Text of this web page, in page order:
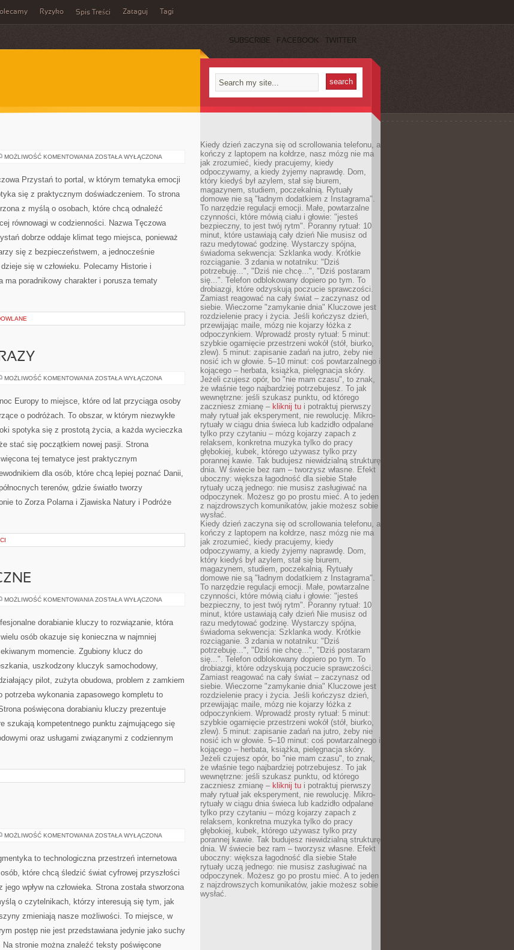
Ryzyko Spis Treści Zataguj Tagi
SUBSCRIBE FACEBOOK TWITTER
MOŻLIWOŚĆ KOMENTOWANIA PORADNIE
ZOSTAŁA WYŁĄCZONA
Przystań to portal, w którym tematyka emocji
się z praktycznym doświadczeniem. To strona
z myślą o osobach, które chcą odnaleźć
równowagi w codzienności. Nazwa Tęczowa
dobrze oddaje klimat tego miejsca, ponieważ
się z bezpieczeństwem, a jednocześnie
się w człowieku. Polecamy Historie i
ma poradnikowy charakter i porusza tematy
MOŻLIWOŚĆ KOMENTOWANIA PRZYRODA
ZOSTAŁA WYŁĄCZONA
Europy to miejsce, które od lat przyciąga osoby
o podróżach. To obszar, w którym niezwykłe
spotyka się z prostotą życia, a każda wycieczka
stać się początkiem nowej pasji. Strona
tej tematyce jest praktycznym
dla osób, które chcą lepiej poznać Danii,
terenów, gdzie światło tworzy
to Zorza Polarna i Zjawiska Natury i Podróże
MOŻLIWOŚĆ KOMENTOWANIA BLOKADY
ZOSTAŁA WYŁĄCZONA
dorabianie kluczy to rozwiązanie, która
osób okazuje się konieczna w najmniej
momencie. Zgubiony klucz do
uszkodzony kluczyk samochodowy,
pilot, zużyta obudowa, problem z zamkiem
potrzeba wykonania zapasowego kompletu to
poświęcona dorabianiu kluczy prezentuje
szukają kompetentnego punktu zajmującego się
oraz usługami związanymi z codziennym
MOŻLIWOŚĆ KOMENTOWANIA AUGMENTYKA
ZOSTAŁA WYŁĄCZONA
to technologiczna przestrzeń internetowa
które chcą śledzić świat cyfrowej przyszłości
jego wpływ na człowieka. Strona została stworzona
o czytelnikach, którzy interesują się tym, jak
zmieniają nasze możliwości. To miejsce, w
postęp nie jest przedstawiana jedynie jako suchy
stronie można znaleźć teksty poświęcone
Kiedy dzień zaczyna się od scrollowania telefonu, a
kończy z laptopem na kołdrze, nasz mózg nie ma
jak zrozumieć, kiedy pracujemy, kiedy
odpoczywamy, a kiedy żyjemy naprawdę. Dom,
który kiedyś był azylem, stał się biurem,
magazynem, studiem, poczekalnią. Rytuały
domowe nie są "ładnym dodatkiem z Instagrama".
To narzędzie regulacji emocji. Małe, powtarzalne
czynności, które mówią ciału i głowie: "jesteś
bezpieczny, to jest twój rytm". Poranny rytuał: 10
minut, które ustawiają cały dzień Nie musisz od
razu medytować godzinę. Wystarczy spójna,
świadoma sekwencja: Szklanka wody. Krótkie
rozciąganie. 3 zdania w notatniku: "Dziś
potrzebuję...", "Dziś nie chcę...", "Dziś postaram
się...". Telefon odblokowany dopiero po tym. To
drobiazgi, które odzyskują poczucie sprawczości.
Zamiast reagować na cały świat – zaczynasz od
siebie. Wieczorne "zamykanie dnia" Kluczowe jest
rozdzielenie pracy i życia. Jeśli kończysz dzień,
przewijając maile, mózg nie kojarzy łóżka z
odpoczynkiem. Wprowadź prosty rytuał: 5 minut:
szybkie ogarnięcie przestrzeni wokół (stół, biurko,
zlew). 5 minut: zapisanie zadań na jutro, żeby nie
nosić ich w głowie. 5–10 minut: coś powtarzalnego i
kojącego – herbata, książka, pielęgnacja skóry.
Jeżeli czujesz opór, bo "nie mam czasu", to znak,
że właśnie tego najbardziej potrzebujesz. To jak
wewnętrzne: jeśli szukasz punktu, od którego
zaczniesz zmianę – kliknij tu i potraktuj pierwszy
mały rytuał jak eksperyment, nie rewolucję. Mikro-
rytuały w ciągu dnia świeca lub kadzidło odpalane
tylko przy czytaniu – mózg kojarzy zapach z
relaksem, konkretna muzyka tylko do pracy
głębokiej, kubek, którego używasz tylko przy
porannej kawie. Tak budujesz niewidzialną strukturę
dnia. W świecie bez ram – tworzysz własne. Efekt
uboczny: większa łagodność dla siebie Stałe
rytuały uczą jednego: nie musisz zasługiwać na
odpoczynek. Możesz go po prostu mieć. A to jeden
z najzdrowszych komunikatów, jakie możesz sobie
wysłać.
Kiedy dzień zaczyna się od scrollowania telefonu, a
kończy z laptopem na kołdrze, nasz mózg nie ma
jak zrozumieć, kiedy pracujemy, kiedy
odpoczywamy, a kiedy żyjemy naprawdę. Dom,
który kiedyś był azylem, stał się biurem,
magazynem, studiem, poczekalnią. Rytuały
domowe nie są "ładnym dodatkiem z Instagrama".
To narzędzie regulacji emocji. Małe, powtarzalne
czynności, które mówią ciału i głowie: "jesteś
bezpieczny, to jest twój rytm". Poranny rytuał: 10
minut, które ustawiają cały dzień Nie musisz od
razu medytować godzinę. Wystarczy spójna,
świadoma sekwencja: Szklanka wody. Krótkie
rozciąganie. 3 zdania w notatniku: "Dziś
potrzebuję...", "Dziś nie chcę...", "Dziś postaram
się...". Telefon odblokowany dopiero po tym. To
drobiazgi, które odzyskują poczucie sprawczości.
Zamiast reagować na cały świat – zaczynasz od
siebie. Wieczorne "zamykanie dnia" Kluczowe jest
rozdzielenie pracy i życia. Jeśli kończysz dzień,
przewijając maile, mózg nie kojarzy łóżka z
odpoczynkiem. Wprowadź prosty rytuał: 5 minut:
szybkie ogarnięcie przestrzeni wokół (stół, biurko,
zlew). 5 minut: zapisanie zadań na jutro, żeby nie
nosić ich w głowie. 5–10 minut: coś powtarzalnego i
kojącego – herbata, książka, pielęgnacja skóry.
Jeżeli czujesz opór, bo "nie mam czasu", to znak,
że właśnie tego najbardziej potrzebujesz. To jak
wewnętrzne: jeśli szukasz punktu, od którego
zaczniesz zmianę – kliknij tu i potraktuj pierwszy
mały rytuał jak eksperyment, nie rewolucję. Mikro-
rytuały w ciągu dnia świeca lub kadzidło odpalane
tylko przy czytaniu – mózg kojarzy zapach z
relaksem, konkretna muzyka tylko do pracy
głębokiej, kubek, którego używasz tylko przy
porannej kawie. Tak budujesz niewidzialną strukturę
dnia. W świecie bez ram – tworzysz własne. Efekt
uboczny: większa łagodność dla siebie Stałe
rytuały uczą jednego: nie musisz zasługiwać na
odpoczynek. Możesz go po prostu mieć. A to jeden
z najzdrowszych komunikatów, jakie możesz sobie
wysłać.